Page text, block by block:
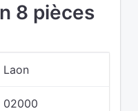
8 pièces
Laon
02000